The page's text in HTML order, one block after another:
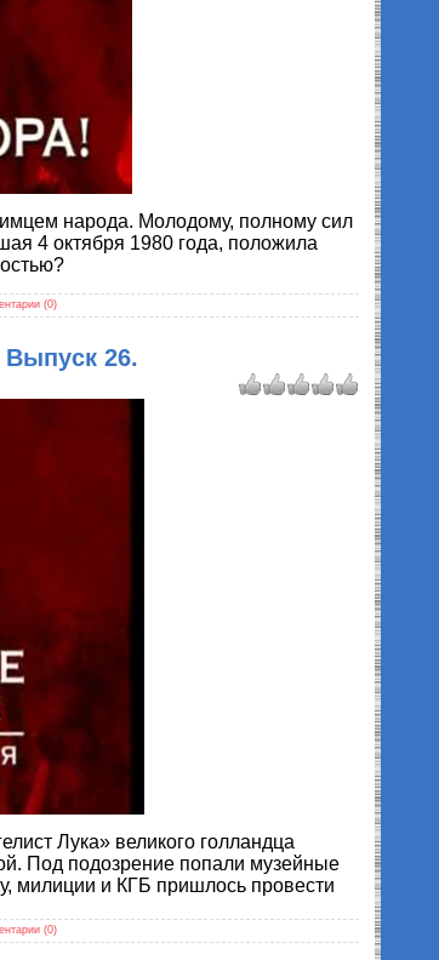
народа. Молодому, полному сил
4 октября 1980 года, положила
(0)
26.
Лука» великого голландца
Под подозрение попали музейные
милиции и КГБ пришлось провести
(0)